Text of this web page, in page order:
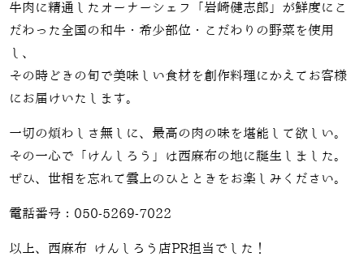
牛肉に精通したオーナーシェフ「岩崎健志郎」が鮮度にこ
だわった全国の和牛・希少部位・こだわりの野菜を使用
し、
その時どきの旬で美味しい食材を創作料理にかえてお客様
にお届けいたします。
一切の煩わしさ無しに、最高の肉の味を堪能して欲しい。
その一心で「けんしろう」は西麻布の地に誕生しました。
ぜひ、世相を忘れて雲上のひとときをお楽しみください。
電話番号：050-5269-7022
以上、西麻布 けんしろう店PR担当でした！